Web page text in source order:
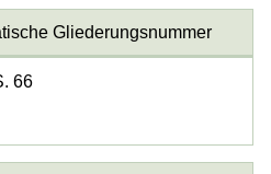
Gliederungsnummer
66